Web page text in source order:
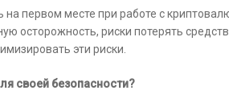
на первом месте при работе с
осторожность, риски потерять
эти риски.
своей безопасности?